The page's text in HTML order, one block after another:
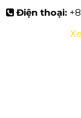
Điện thoại: